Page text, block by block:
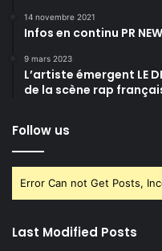
14 novembre 2021
Infos en continu PR
9 mars 2023
L’artiste émergent LE
de la scène rap
Follow us
Error Can not Get Posts,
Last Modified Posts